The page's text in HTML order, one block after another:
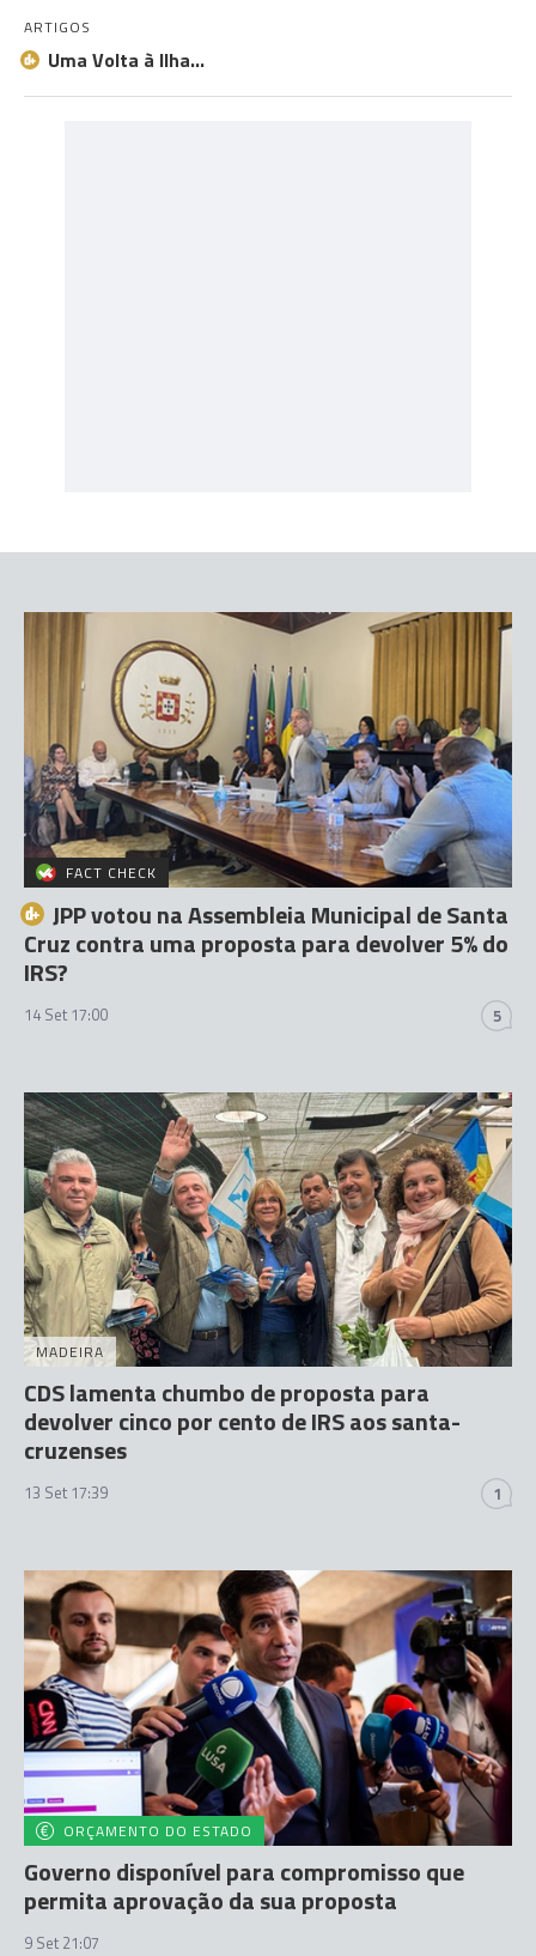
ARTIGOS
Uma Volta à Ilha…
FACT CHECK
JPP votou na Assembleia Municipal de Santa
Cruz contra uma proposta para devolver 5% do
IRS?
14 Set 17:00 5
MADEIRA
CDS lamenta chumbo de proposta para
devolver cinco por cento de IRS aos santa-
cruzenses
13 Set 17:39 1
ORÇAMENTO DO ESTADO
Governo disponível para compromisso que
permita aprovação da sua proposta
9 Set 21:07